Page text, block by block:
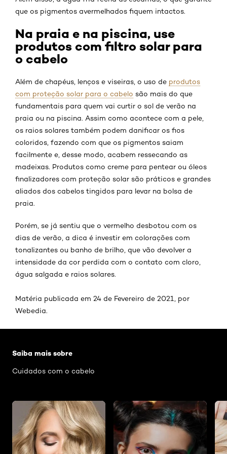
que os pigmentos avermelhados fiquem intactos.
Na praia e na piscina, use
produtos com filtro solar para
o cabelo
Além de chapéus, lenços e viseiras, o uso de produtos
com proteção solar para o cabelo são mais do que
fundamentais para quem vai curtir o sol de verão na
praia ou na piscina. Assim como acontece com a pele,
os raios solares também podem danificar os fios
coloridos, fazendo com que os pigmentos saiam
facilmente e, desse modo, acabem ressecando as
madeixas. Produtos como creme para pentear ou óleos
finalizadores com proteção solar são práticos e grandes
aliados dos cabelos tingidos para levar na bolsa de
praia.
Porém, se já sentiu que o vermelho desbotou com os
dias de verão, a dica é investir em colorações com
tonalizantes ou banho de brilho, que vão devolver a
intensidade da cor perdida com o contato com cloro,
água salgada e raios solares.
Matéria publicada em 24 de Fevereiro de 2021, por
Webedia.
Saiba mais sobre
Cuidados com o cabelo